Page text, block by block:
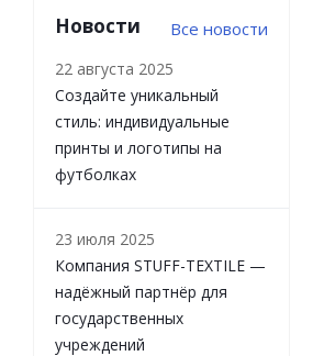
Новости Все новости
22 августа 2025
Создайте уникальный
стиль: индивидуальные
принты и логотипы на
футболках
23 июля 2025
Компания STUFF-TEXTILE —
надёжный партнёр для
государственных
учреждений